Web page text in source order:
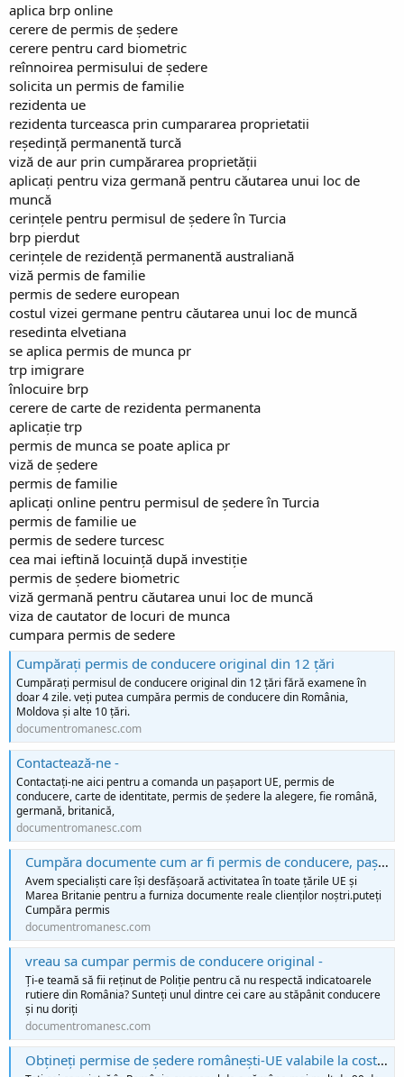
aplica brp online
cerere de permis de ședere
cerere pentru card biometric
reînnoirea permisului de ședere
solicita un permis de familie
rezidenta ue
rezidenta turceasca prin cumpararea proprietatii
reședință permanentă turcă
viză de aur prin cumpărarea proprietății
aplicați pentru viza germană pentru căutarea unui loc de
muncă
cerințele pentru permisul de ședere în Turcia
brp pierdut
cerințele de rezidență permanentă australiană
viză permis de familie
permis de sedere european
costul vizei germane pentru căutarea unui loc de muncă
resedinta elvetiana
se aplica permis de munca pr
trp imigrare
înlocuire brp
cerere de carte de rezidenta permanenta
aplicație trp
permis de munca se poate aplica pr
viză de ședere
permis de familie
aplicați online pentru permisul de ședere în Turcia
permis de familie ue
permis de sedere turcesc
cea mai ieftină locuință după investiție
permis de ședere biometric
viză germană pentru căutarea unui loc de muncă
viza de cautator de locuri de munca
cumpara permis de sedere
Cumpărați permis de conducere original din 12 țări
Cumpărați permisul de conducere original din 12 țări fără examene în
doar 4 zile. veți putea cumpăra permis de conducere din România,
Moldova și alte 10 țări.
documentromanesc.com
Contactează-ne -
Contactați-ne aici pentru a comanda un pașaport UE, permis de
conducere, carte de identitate, permis de ședere la alegere, fie română,
germană, britanică,
documentromanesc.com
Cumpăra documente cum ar fi permis de conducere, pașapoarte, vize, permis de ședere și alte documente -
Avem specialiști care își desfășoară activitatea în toate țările UE și
Marea Britanie pentru a furniza documente reale clienților noștri.puteți
Cumpăra permis
documentromanesc.com
vreau sa cumpar permis de conducere original -
Ți-e teamă să fii reținut de Poliție pentru că nu respectă indicatoarele
rutiere din România? Sunteți unul dintre cei care au stăpânit conducere
și nu doriți
documentromanesc.com
Obțineți permise de ședere românești-UE valabile la costuri reduse -